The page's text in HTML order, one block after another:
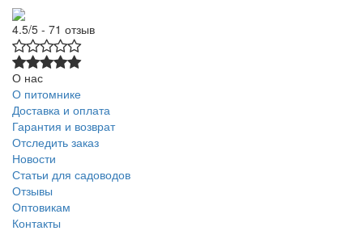
4.5/5 - 71 отзыв
О нас
О питомнике
Доставка и оплата
Гарантия и возврат
Отследить заказ
Новости
Статьи для садоводов
Отзывы
Оптовикам
Контакты